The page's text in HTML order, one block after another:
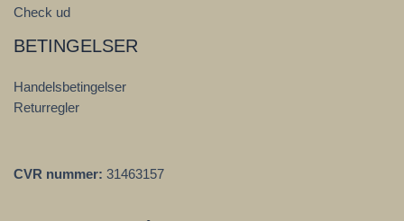
Check ud
BETINGELSER
Handelsbetingelser
Returregler
CVR nummer: 31463157